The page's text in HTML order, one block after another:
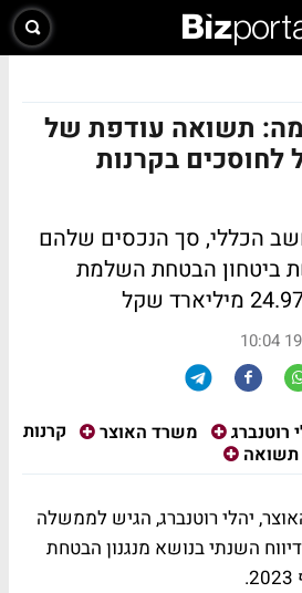
תשואה עודפת של
לחוסכים בקרנות
הכללי, סך הנכסים שלהם
ביטחון הבטחת השלמת
רוטנברג משרד האוצר
קרנות
תשואה
יהלי רוטנברג, הגיש לממשלה
השנתי בנושא מנגנון הבטחת